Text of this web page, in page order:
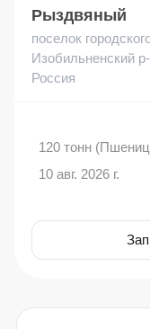
Рыздвяный
поселок
Изобильненский
Россия
120 тонн
10 авг. 2026 г.